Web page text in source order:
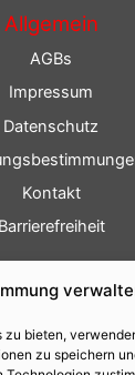
zu bieten,
zu speichern
Allgemein
AGBs
Impressum
Datenschutz
Kontakt
Barrierefreiheit
Fotoservice
Videoservice